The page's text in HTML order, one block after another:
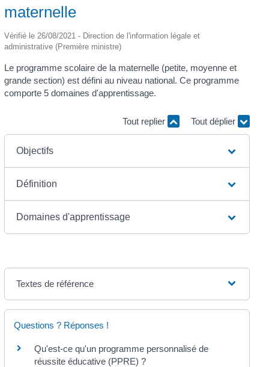
maternelle
Vérifié le 26/08/2021 - Direction de l'information légale et
administrative (Première ministre)
Le programme scolaire de la maternelle (petite, moyenne et
grande section) est défini au niveau national. Ce programme
comporte 5 domaines d'apprentissage.
Tout replier Tout déplier
Objectifs
Définition
Domaines d'apprentissage
Textes de référence
Questions ? Réponses !
Qu'est-ce qu'un programme personnalisé de
réussite éducative (PPRE) ?